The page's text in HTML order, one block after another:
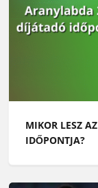
MIKOR LESZ
IDŐPONTJA?